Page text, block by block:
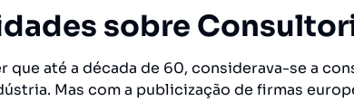
sobre
que até a década de 60, considerava-se a
Mas com a publicização de firmas